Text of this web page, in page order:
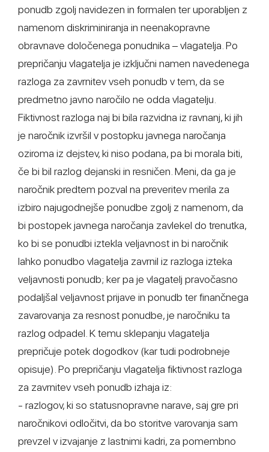
ponudb zgolj navidezen in formalen ter uporabljen z
namenom diskriminiranja in neenakopravne
obravnave določenega ponudnika – vlagatelja. Po
prepričanju vlagatelja je izključni namen navedenega
razloga za zavrnitev vseh ponudb v tem, da se
predmetno javno naročilo ne odda vlagatelju.
Fiktivnost razloga naj bi bila razvidna iz ravnanj, ki jih
je naročnik izvršil v postopku javnega naročanja
oziroma iz dejstev, ki niso podana, pa bi morala biti,
če bi bil razlog dejanski in resničen. Meni, da ga je
naročnik predtem pozval na preveritev merila za
izbiro najugodnejše ponudbe zgolj z namenom, da
bi postopek javnega naročanja zavlekel do trenutka,
ko bi se ponudbi iztekla veljavnost in bi naročnik
lahko ponudbo vlagatelja zavrnil iz razloga izteka
veljavnosti ponudb; ker pa je vlagatelj pravočasno
podaljšal veljavnost prijave in ponudb ter finančnega
zavarovanja za resnost ponudbe, je naročniku ta
razlog odpadel. K temu sklepanju vlagatelja
prepričuje potek dogodkov (kar tudi podrobneje
opisuje). Po prepričanju vlagatelja fiktivnost razloga
za zavrnitev vseh ponudb izhaja iz:
- razlogov, ki so statusnopravne narave, saj gre pri
naročnikovi odločitvi, da bo storitve varovanja sam
prevzel v izvajanje z lastnimi kadri, za pomembno